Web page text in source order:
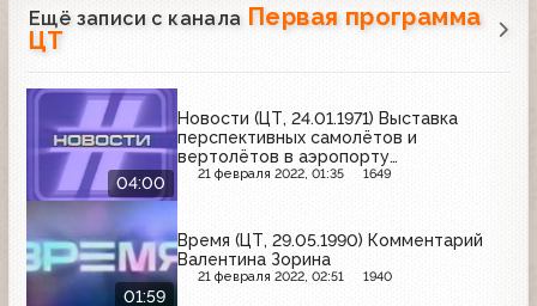
Ещё записи с канала Первая программа
ЦТ
04:00
Новости (ЦТ, 24.01.1971) Выставка
перспективных самолётов и
вертолётов в аэропорту
"Шереметьево"
21 февраля 2022, 01:35 1649
01:59
Время (ЦТ, 29.05.1990) Комментарий
Валентина Зорина
21 февраля 2022, 02:51 1940